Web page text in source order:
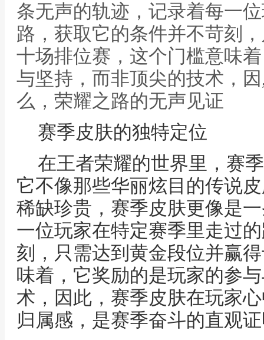
条无声的轨迹，记录着每一
路，获取它的条件并不苛刻
十场排位赛，这个门槛意味
与坚持，而非顶尖的技术，
么，荣耀之路的无声见证
赛季皮肤的独特定位
在王者荣耀的世界里，赛
它不像那些华丽炫目的传说
稀缺珍贵，赛季皮肤更像是
一位玩家在特定赛季里走过
刻，只需达到黄金段位并赢
味着，它奖励的是玩家的参
术，因此，赛季皮肤在玩家
归属感，是赛季奋斗的直观